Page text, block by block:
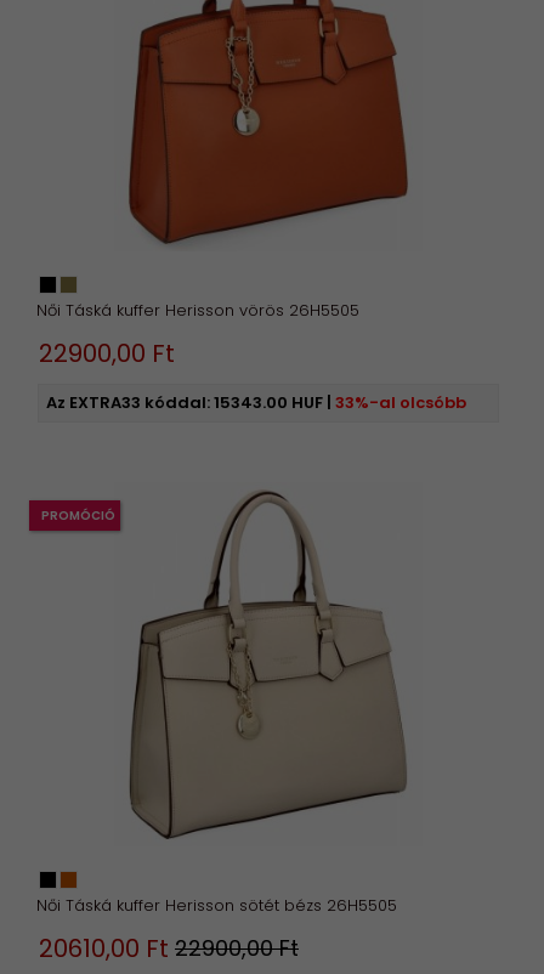
Női Táská kuffer Herisson vörös 26H5505
22900,00 Ft
Az EXTRA33 kóddal:15343.00 HUF 33%-al olcsóbb
Női Táská kuffer Herisson sötét bézs 26H5505
PROMÓCIÓ
20610,00 Ft 22900,00 Ft